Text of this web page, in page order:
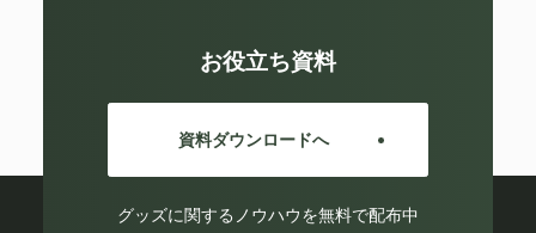
お役立ち資料
資料ダウンロードへ
グッズに関するノウハウを無料で配布中